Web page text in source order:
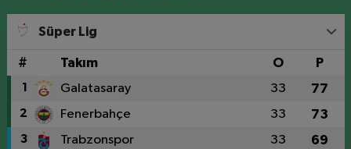
Süper Lig
# Takım O P
1 Galatasaray 33 77
2 Fenerbahçe 33 73
3 Trabzonspor 33 69